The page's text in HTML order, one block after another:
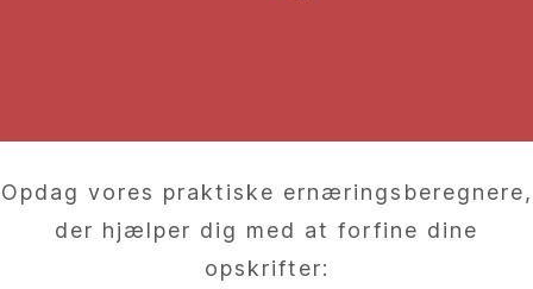
Opdag vores praktiske ernæringsberegnere,
der hjælper dig med at forfine dine
opskrifter: